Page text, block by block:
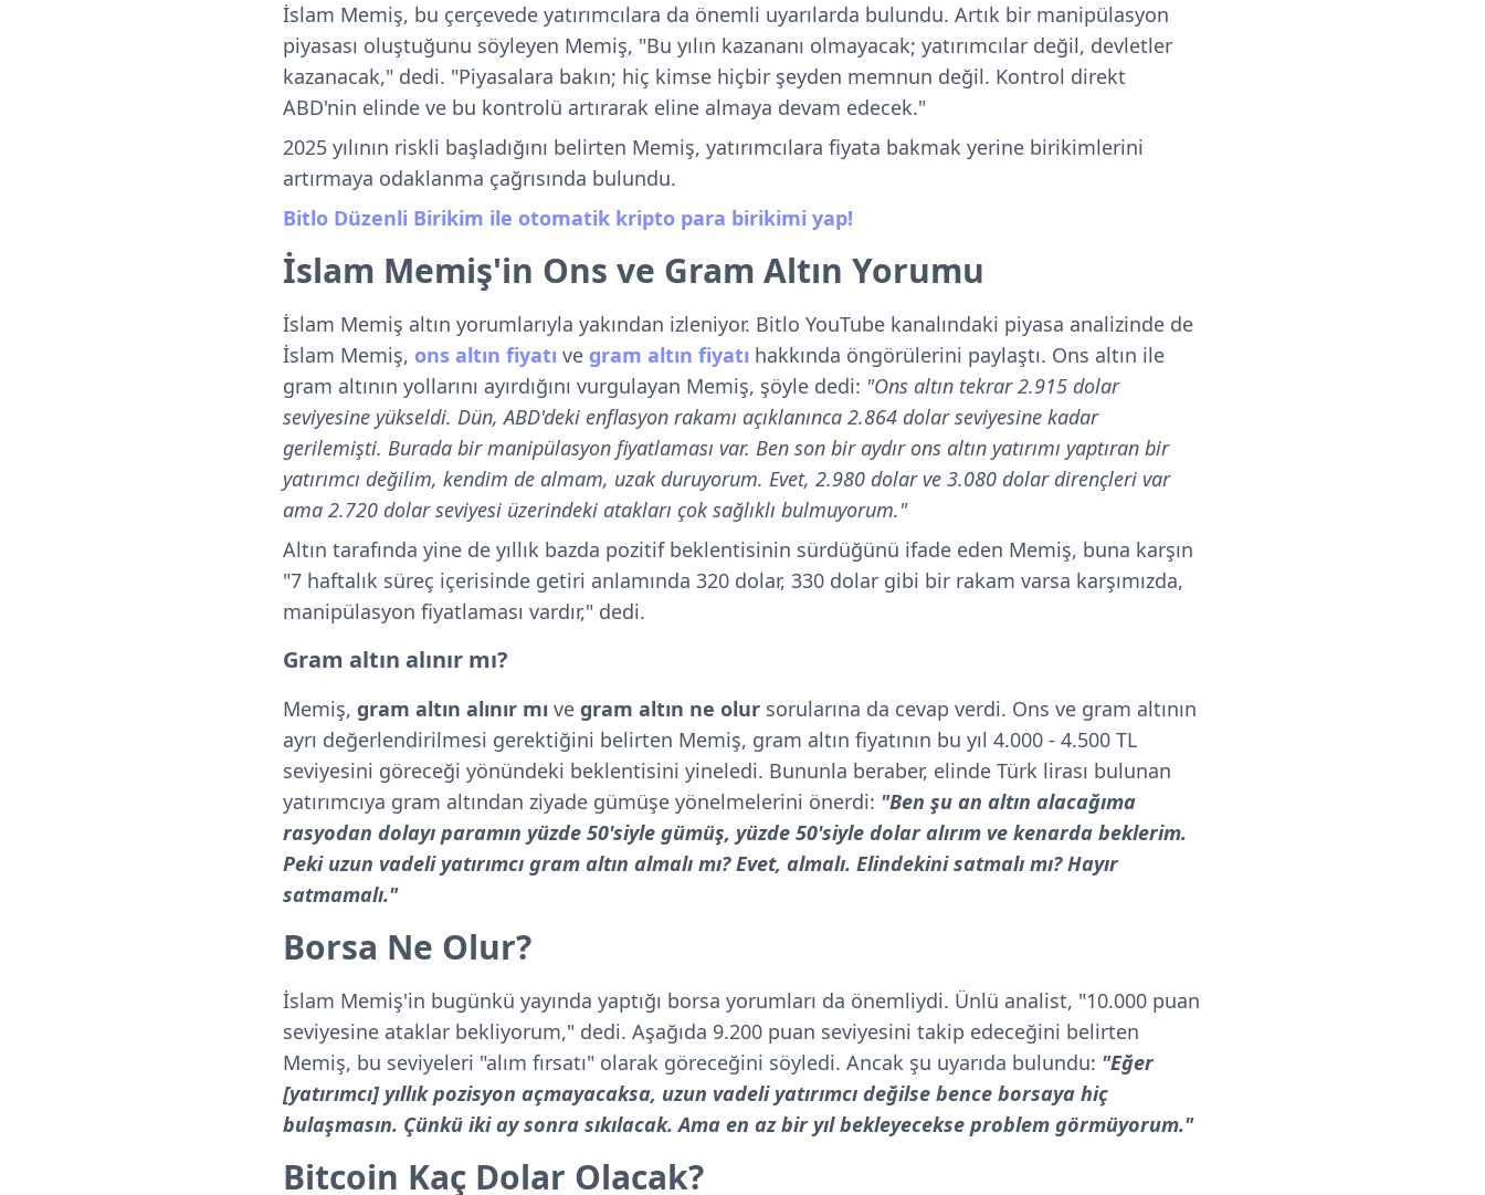
İslam Memiş, bu çerçevede yatırımcılara da önemli uyarılarda bulundu. Artık bir manipülasyon
piyasası oluştuğunu söyleyen Memiş, "Bu yılın kazananı olmayacak; yatırımcılar değil, devletler
kazanacak," dedi. "Piyasalara bakın; hiç kimse hiçbir şeyden memnun değil. Kontrol direkt
ABD'nin elinde ve bu kontrolü artırarak eline almaya devam edecek."
2025 yılının riskli başladığını belirten Memiş, yatırımcılara fiyata bakmak yerine birikimlerini
artırmaya odaklanma çağrısında bulundu.
Bitlo Düzenli Birikim ile otomatik kripto para birikimi yap!
İslam Memiş'in Ons ve Gram Altın Yorumu
İslam Memiş altın yorumlarıyla yakından izleniyor. Bitlo YouTube kanalındaki piyasa analizinde de
İslam Memiş, ons altın fiyatı ve gram altın fiyatı hakkında öngörülerini paylaştı. Ons altın ile
gram altının yollarını ayırdığını vurgulayan Memiş, şöyle dedi: "Ons altın tekrar 2.915 dolar
seviyesine yükseldi. Dün, ABD'deki enflasyon rakamı açıklanınca 2.864 dolar seviyesine kadar
gerilemişti. Burada bir manipülasyon fiyatlaması var. Ben son bir aydır ons altın yatırımı yaptıran bir
yatırımcı değilim, kendim de almam, uzak duruyorum. Evet, 2.980 dolar ve 3.080 dolar dirençleri var
ama 2.720 dolar seviyesi üzerindeki atakları çok sağlıklı bulmuyorum."
Altın tarafında yine de yıllık bazda pozitif beklentisinin sürdüğünü ifade eden Memiş, buna karşın
"7 haftalık süreç içerisinde getiri anlamında 320 dolar, 330 dolar gibi bir rakam varsa karşımızda,
manipülasyon fiyatlaması vardır," dedi.
Gram altın alınır mı?
Memiş, gram altın alınır mı ve gram altın ne olur sorularına da cevap verdi. Ons ve gram altının
ayrı değerlendirilmesi gerektiğini belirten Memiş, gram altın fiyatının bu yıl 4.000 - 4.500 TL
seviyesini göreceği yönündeki beklentisini yineledi. Bununla beraber, elinde Türk lirası bulunan
yatırımcıya gram altından ziyade gümüşe yönelmelerini önerdi: "Ben şu an altın alacağıma
rasyodan dolayı paramın yüzde 50'siyle gümüş, yüzde 50'siyle dolar alırım ve kenarda beklerim.
Peki uzun vadeli yatırımcı gram altın almalı mı? Evet, almalı. Elindekini satmalı mı? Hayır
satmamalı."
Borsa Ne Olur?
İslam Memiş'in bugünkü yayında yaptığı borsa yorumları da önemliydi. Ünlü analist, "10.000 puan
seviyesine ataklar bekliyorum," dedi. Aşağıda 9.200 puan seviyesini takip edeceğini belirten
Memiş, bu seviyeleri "alım fırsatı" olarak göreceğini söyledi. Ancak şu uyarıda bulundu: "Eğer
[yatırımcı] yıllık pozisyon açmayacaksa, uzun vadeli yatırımcı değilse bence borsaya hiç
bulaşmasın. Çünkü iki ay sonra sıkılacak. Ama en az bir yıl bekleyecekse problem görmüyorum."
Bitcoin Kaç Dolar Olacak?